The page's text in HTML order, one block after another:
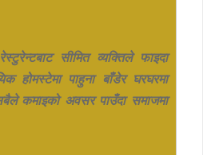
सीमित व्यक्तिले फाइदा
होमस्टेमा पाहुना बाँडेर घरघरमा
कमाइको अवसर पाउँदा समाजमा